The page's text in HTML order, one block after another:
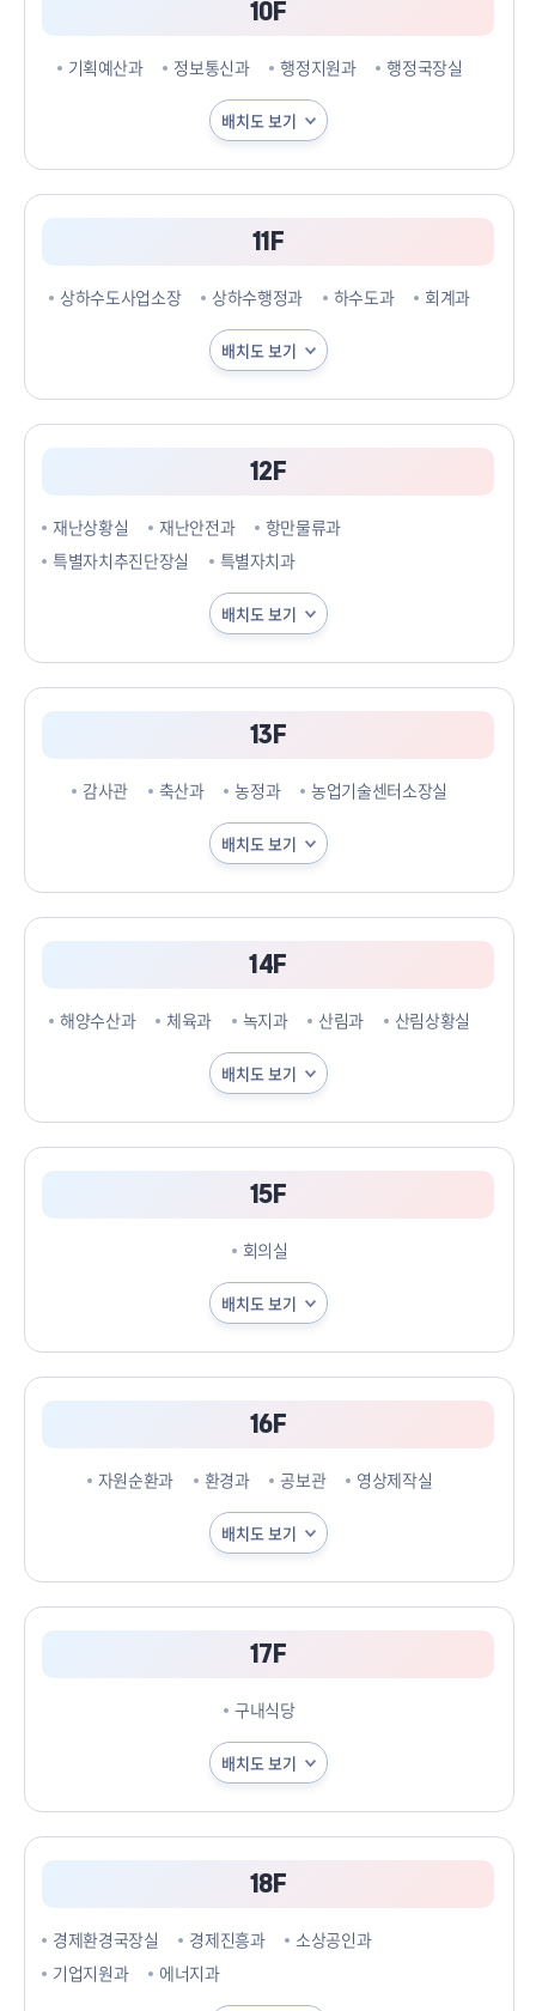
10F
기획예산과 정보통신과 행정지원과 행정국장실
배치도 보기
11F
상하수도사업소장 상하수행정과 하수도과 회계과
배치도 보기
12F
재난상황실 재난안전과
항만물류과
특별자치추진단장실
특별자치과
배치도 보기
13F
감사관 축산과 농정과 농업기술센터소장실
배치도 보기
14F
해양수산과 체육과 녹지과 산림과 산림상황실
배치도 보기
15F
회의실
배치도 보기
16F
자원순환과 환경과 공보관 영상제작실
배치도 보기
17F
구내식당
배치도 보기
18F
경제환경국장실 경제진흥과
소상공인과
기업지원과
에너지과